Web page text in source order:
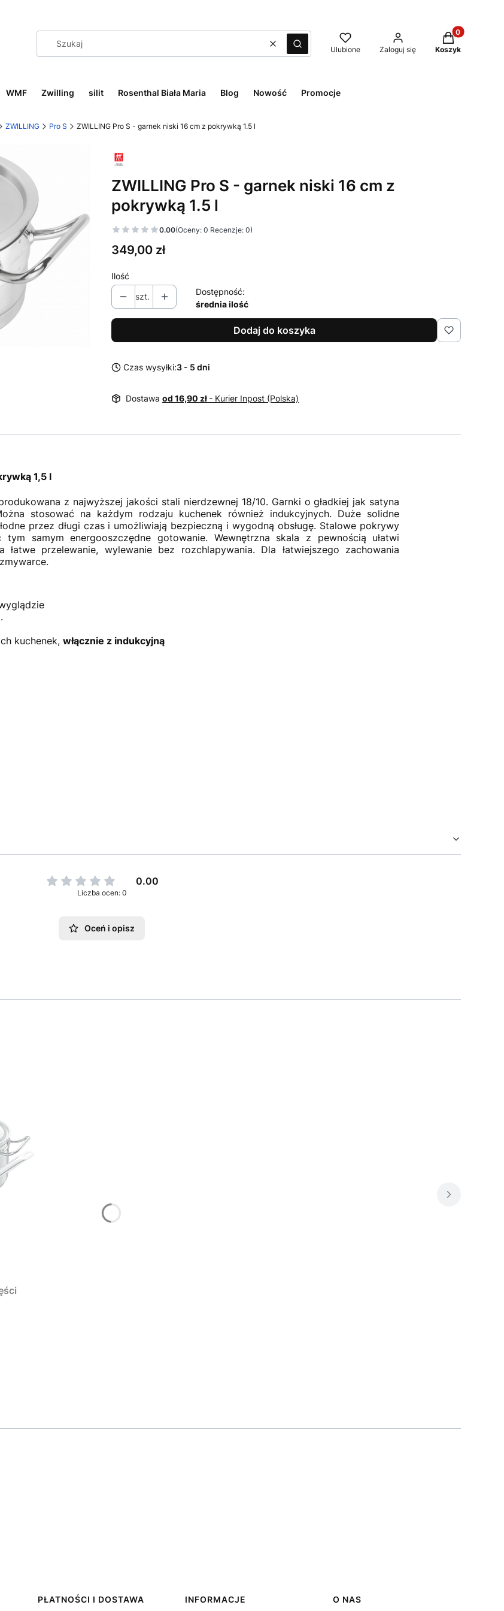
WyczyśćSzukaj Ulubione Zaloguj się
Produkty w
Koszyk
WMF Zwilling silit Rosenthal Biała Maria Blog Nowość Promocje
ZWILLING Pro S ZWILLING Pro S - garnek niski 16 cm z pokrywką 1.5 l
ZWILLING Pro S - garnek niski 16 cm z
pokrywką 1.5 l
0.00(Oceny: 0 Recenzje: 0)
Cena
349,00 zł
Ilość
szt.
Dostępność:
średnia ilość
Dodaj do koszyka
Czas wysyłki:3 - 5 dni
Dostawa od 16,90 zł - Kurier Inpost (Polska)
1,5 l
z najwyższej jakości stali nierdzewnej 18/10. Garnki o gładkiej jak satyna
stosować na każdym rodzaju kuchenek również indukcyjnych. Duże solidne
przez długi czas i umożliwiają bezpieczną i wygodną obsługę. Stalowe pokrywy
samym energooszczędne gotowanie. Wewnętrzna skala z pewnością ułatwi
przelewanie, wylewanie bez rozchlapywania. Dla łatwiejszego zachowania
kuchenek, włącznie z indukcyjną
0.00
Liczba ocen: 0
Oceń i opisz
PŁATNOŚCI I DOSTAWA INFORMACJE O NAS